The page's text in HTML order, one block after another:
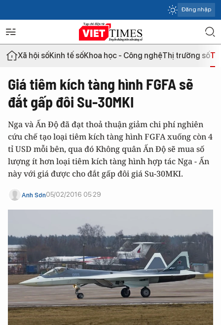
Đăng nhập
Xã hội sốKinh tế sốKhoa học - Công nghệThị trường số
Giá tiêm kích tàng hình FGFA sẽ
đắt gấp đôi Su-30MKI
Nga và Ấn Độ đã đạt thoả thuận giảm chi phí nghiên
cứu chế tạo loại tiêm kích tàng hình FGFA xuống còn 4
tỉ USD mỗi bên, qua đó Không quân Ấn Độ sẽ mua số
lượng ít hơn loại tiêm kích tàng hình hợp tác Nga - Ấn
này với giá được cho đắt gấp đôi giá Su-30MKI.
Anh Sơn05/02/2016 05:29